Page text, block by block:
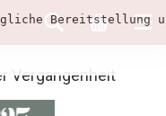
Vergangenheit